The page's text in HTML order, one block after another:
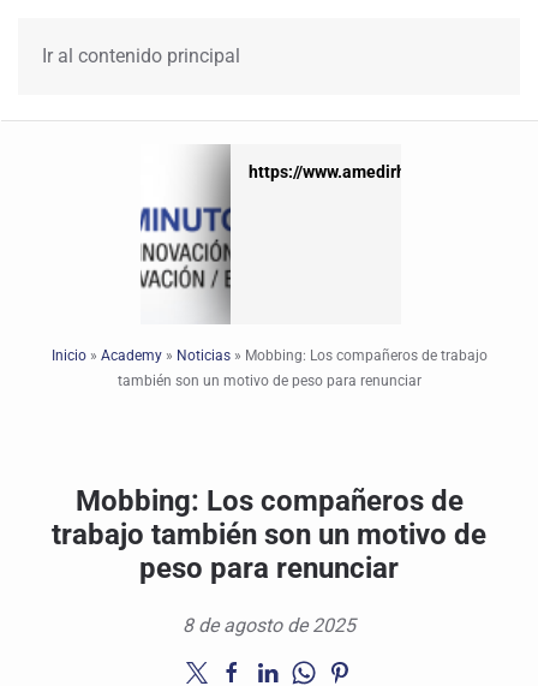
Ir al contenido principal
https://www.amedirh.com.mx
https://www.amedirh.com.mx
Inicio» Academy» Noticias» Mobbing: Los compañeros de trabajo
también son un motivo de peso para renunciar
Mobbing: Los compañeros de
trabajo también son un motivo de
peso para renunciar
8 de agosto de 2025